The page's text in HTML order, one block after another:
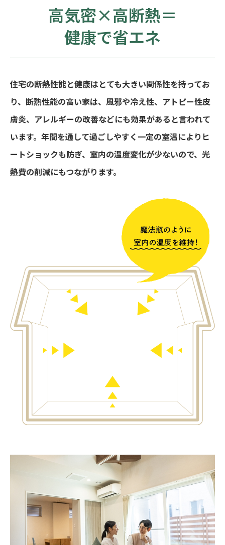
高気密×高断熱＝
健康で省エネ
住宅の断熱性能と健康はとても大きい関係性を持ってお
り、断熱性能の高い家は、風邪や冷え性、アトピー性皮
膚炎、アレルギーの改善などにも効果があると言われて
います。年間を通して過ごしやすく一定の室温によりヒ
ートショックも防ぎ、室内の温度変化が少ないので、光
熱費の削減にもつながります。